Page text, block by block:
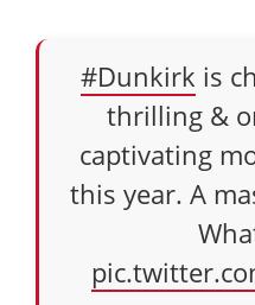
#Dunkirk is
thrilling &
captivating
this year. A